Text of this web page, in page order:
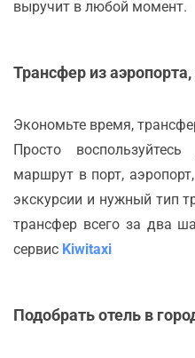
выручит в любой момент.
Трансфер из
Экономьте время,
Просто
маршрут в порт,
экскурсии и нужный тип
трансфер всего за два
сервис Kiwitaxi
Подобрать отель в